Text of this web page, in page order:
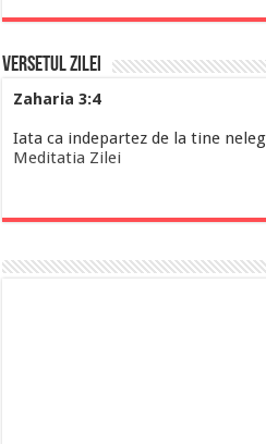
Versetul Zilei
Zaharia 3:4
Iata ca indepartez de la tine
Meditatia Zilei